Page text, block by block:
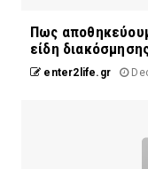
Πως
είδη
enter2life.gr